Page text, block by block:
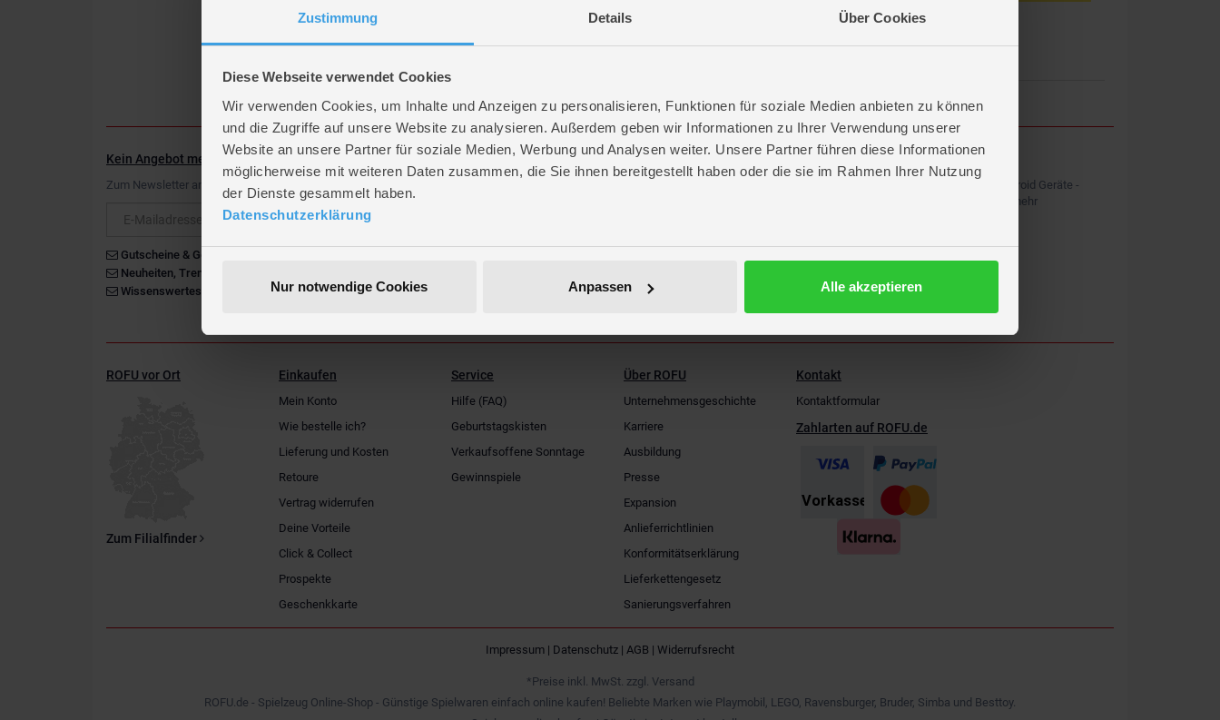
Zustimmung Details Über Cookies
Diese Webseite verwendet Cookies
Wir verwenden Cookies, um Inhalte und Anzeigen zu personalisieren, Funktionen für soziale Medien anbieten zu können
und die Zugriffe auf unsere Website zu analysieren. Außerdem geben wir Informationen zu Ihrer Verwendung unserer
Website an unsere Partner für soziale Medien, Werbung und Analysen weiter. Unsere Partner führen diese Informationen
möglicherweise mit weiteren Daten zusammen, die Sie ihnen bereitgestellt haben oder die sie im Rahmen Ihrer Nutzung
der Dienste gesammelt haben.
Datenschutzerklärung
Nur notwendige Cookies Anpassen Alle akzeptieren
Kein Angebot mehr verpassen
Zum Newsletter anmelden & Vorteile sichern
Gutscheine & Gewinnspiele
Neuheiten, Trends & Angebote
Wissenswertes rund um die Familie
ROFU Community
ROFU Family Blog
ROFU APP
Kostenlos für iOS und Android Geräte -
Shopping, News & vieles mehr
ROFU vor Ort
Zum Filialfinder
Einkaufen
Mein Konto
Wie bestelle ich?
Lieferung und Kosten
Retoure
Vertrag widerrufen
Deine Vorteile
Click & Collect
Prospekte
Geschenkkarte
Service
Hilfe (FAQ)
Geburtstagskisten
Verkaufsoffene Sonntage
Gewinnspiele
Über ROFU
Unternehmensgeschichte
Karriere
Ausbildung
Presse
Expansion
Anlieferrichtlinien
Konformitätserklärung
Lieferkettengesetz
Sanierungsverfahren
Kontakt
Kontaktformular
Zahlarten auf ROFU.de
Impressum | Datenschutz | AGB | Widerrufsrecht
*Preise inkl. MwSt. zzgl. Versand
ROFU.de - Spielzeug Online-Shop - Günstige Spielwaren einfach online kaufen! Beliebte Marken wie Playmobil, LEGO, Ravensburger, Bruder, Simba und Besttoy.